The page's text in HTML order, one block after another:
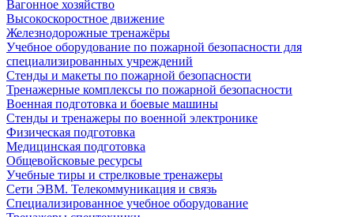
Вагонное хозяйство
Высокоскоростное движение
Железнодорожные тренажёры
Учебное оборудование по пожарной безопасности для
специализированных учреждений
Стенды и макеты по пожарной безопасности
Тренажерные комплексы по пожарной безопасности
Военная подготовка и боевые машины
Стенды и тренажеры по военной электронике
Физическая подготовка
Медицинская подготовка
Общевойсковые ресурсы
Учебные тиры и стрелковые тренажеры
Сети ЭВМ. Телекоммуникация и связь
Специализированное учебное оборудование